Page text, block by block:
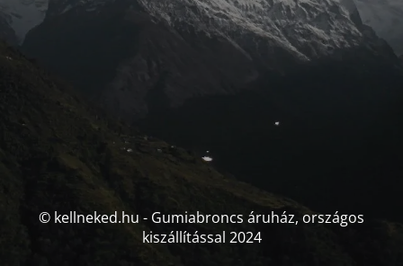
© kellneked.hu - Gumiabroncs áruház, országos
kiszállítással 2024